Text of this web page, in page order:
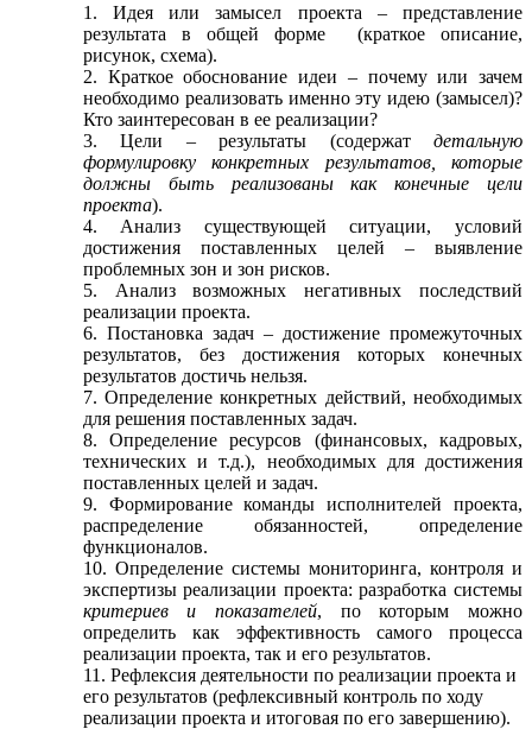
Идея или замысел проекта – представление
результата в общей форме (краткое описание,
рисунок, схема).
Краткое обоснование идеи – почему или зачем
необходимо реализовать именно эту идею (замысел)?
Кто заинтересован в ее реализации?
Цели – результаты (содержатдетальную
формулировку конкретных результатов, которые
должны быть реализованы как конечные цели
проекта).
Анализ существующей ситуации, условий
достижения поставленных целей – выявление
проблемных зон и зон рисков.
Анализ возможных негативных последствий
реализации проекта.
Постановка задач – достижение промежуточных
результатов, без достижения которых конечных
результатов достичь нельзя.
Определение конкретных действий, необходимых
для решения поставленных задач.
Определение ресурсов (финансовых, кадровых,
технических и т.д.), необходимых для достижения
поставленных целей и задач.
Формирование команды исполнителей проекта,
распределение обязанностей, определение
функционалов.
Определение системы мониторинга, контроля и
экспертизы реализации проекта: разработка системы
критериев и показателей, по которым можно
определить как эффективность самого процесса
реализации проекта, так и его результатов.
Рефлексия деятельности по реализации проекта и
его результатов (рефлексивный контроль по ходу
реализации проекта и итоговая по его завершению).